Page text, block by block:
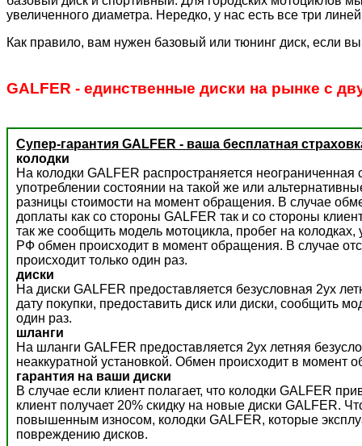
увеличенного диаметра. Нередко, у нас есть все три
Как правило, вам нужен базовый или тюнинг диск, если
GALFER - единственные диски на рынке с
Супер-гарантия GALFER - ваша бесплатная
колодки
На колодки GALFER распространяется
употреблении состоянии на такой же или
разницы стоимости на момент обращения. В случае
доплаты как со стороны GALFER так и со стороны
так же сообщить модель мотоцикла, пробег на
РФ обмен происходит в момент обращения. В случае
происходит только один раз.
диски
На диски GALFER предоставляется безусловная 2ух
дату покупки, предоставить диск или диски, сообщить
один раз.
шланги
На шланги GALFER предоставляется 2ух летняя
неаккуратной установкой. Обмен происходит в момент
гарантия на ваши диски
В случае если клиент полагает, что колодки GALFER
клиент получает 20% скидку на новые диски GALFER.
повышенным износом, колодки GALFER, которые
повреждению дисков.